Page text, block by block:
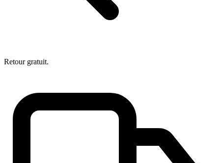
Retour gratuit.